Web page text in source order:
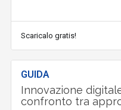
Scaricalo gratis!
GUIDA
Innovazione
confronto tra